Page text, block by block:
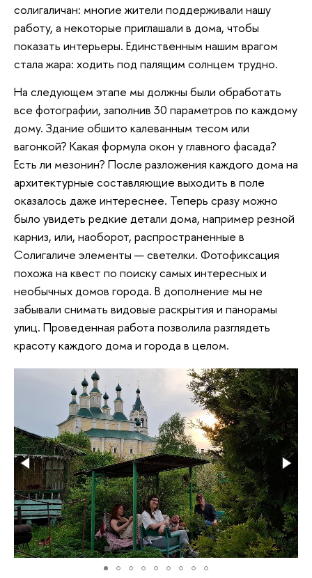
солигаличан: многие жители поддерживали нашу
работу, а некоторые приглашали в дома, чтобы
показать интерьеры. Единственным нашим врагом
стала жара: ходить под палящим солнцем трудно.
На следующем этапе мы должны были обработать
все фотографии, заполнив 30 параметров по каждому
дому. Здание обшито калеванным тесом или
вагонкой? Какая формула окон у главного фасада?
Есть ли мезонин? После разложения каждого дома на
архитектурные составляющие выходить в поле
оказалось даже интереснее. Теперь сразу можно
было увидеть редкие детали дома, например резной
карниз, или, наоборот, распространенные в
Солигаличе элементы — светелки. Фотофиксация
похожа на квест по поиску самых интересных и
необычных домов города. В дополнение мы не
забывали снимать видовые раскрытия и панорамы
улиц. Проведенная работа позволила разглядеть
красоту каждого дома и города в целом.